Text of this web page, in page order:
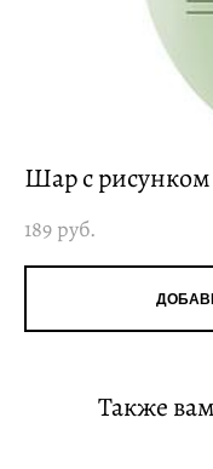
Шар с рисунком
189 pуб.
Также